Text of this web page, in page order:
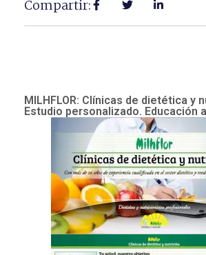
Compartir:
MILHFLOR: Clínicas de dietética y
Estudio personalizado. Educación